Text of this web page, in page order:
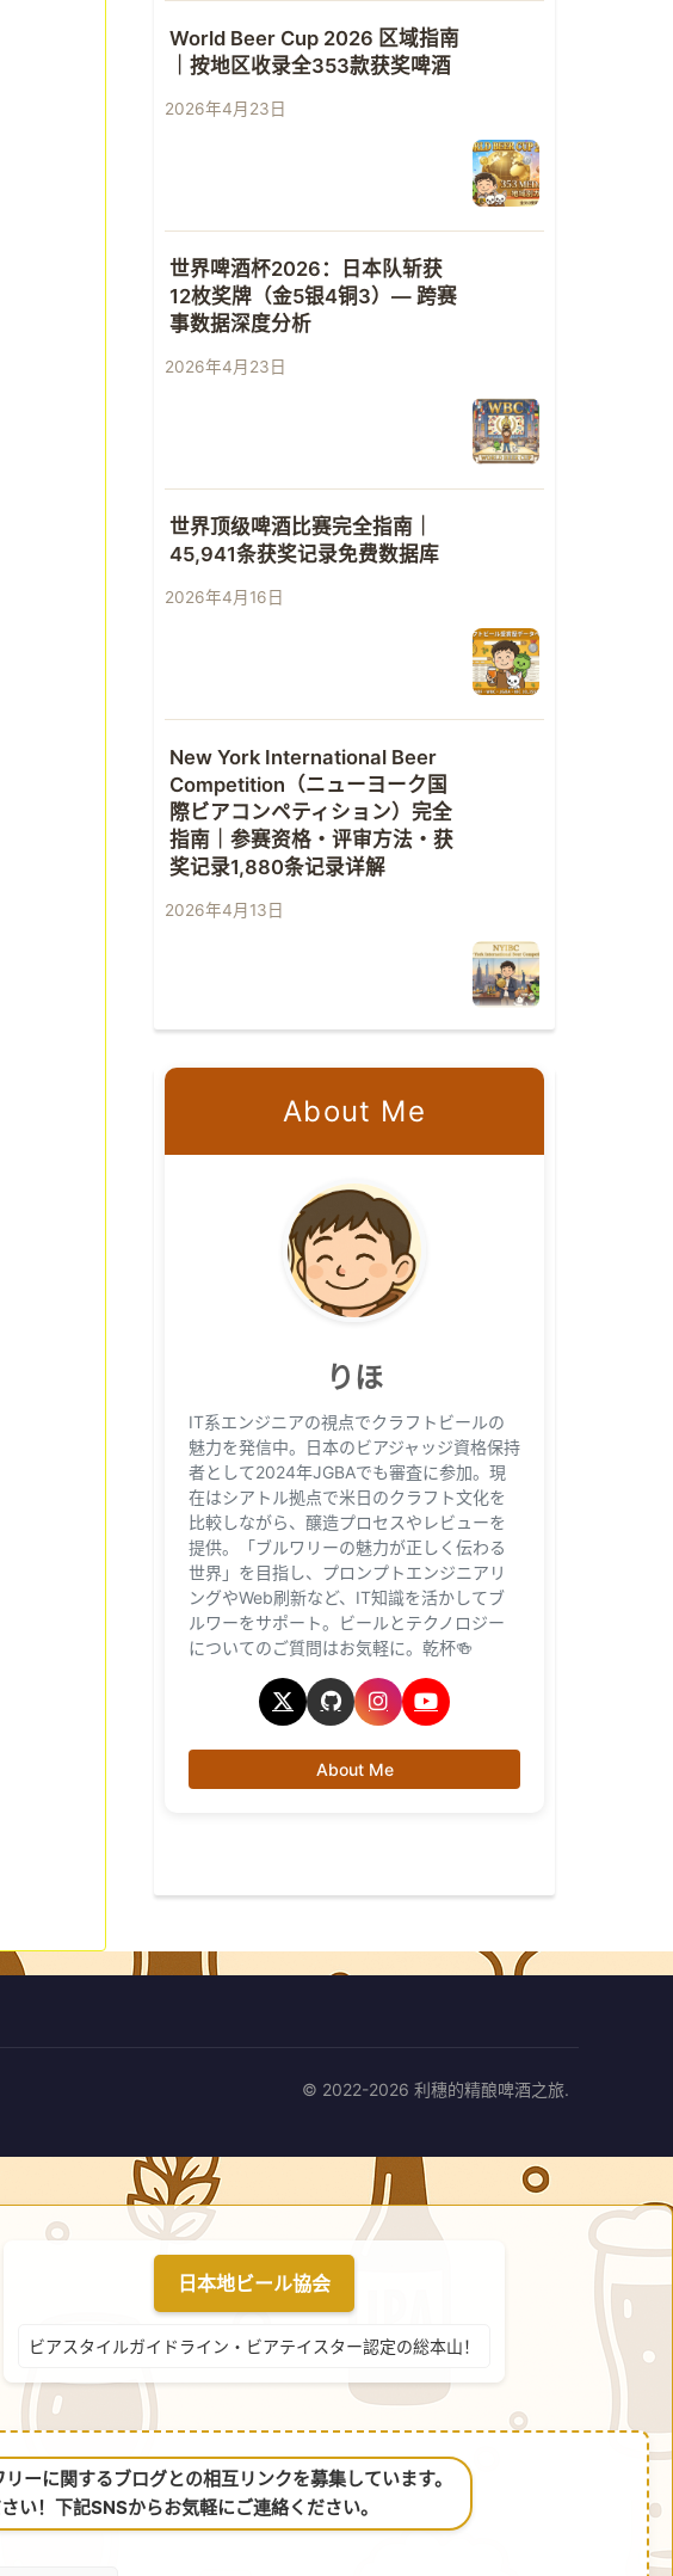
World Beer Cup 2026 区域指南
｜按地区收录全353款获奖啤酒
2026年4月23日
世界啤酒杯2026：日本队斩获
12枚奖牌（金5银4铜3）— 跨赛
事数据深度分析
2026年4月23日
世界顶级啤酒比赛完全指南｜
45,941条获奖记录免费数据库
2026年4月16日
New York International Beer
Competition（ニューヨーク国
際ビアコンペティション）完全
指南｜参赛资格・评审方法・获
奖记录1,880条记录详解
2026年4月13日
About Me
りほ
IT系エンジニアの視点でクラフトビールの
魅力を発信中。日本のビアジャッジ資格保持
者として2024年JGBAでも審査に参加。現
在はシアトル拠点で米日のクラフト文化を
比較しながら、醸造プロセスやレビューを
提供。「ブルワリーの魅力が正しく伝わる
世界」を目指し、プロンプトエンジニアリ
ングやWeb刷新など、IT知識を活かしてブ
ルワーをサポート。ビールとテクノロジー
についてのご質問はお気軽に。乾杯🍻
About Me
© 2022-2026 利穗的精酿啤酒之旅.
日本地ビール協会
ビアスタイルガイドライン・ビアテイスター認定の総本山！
ーに関するブログとの相互リンクを募集しています。
い！下記SNSからお気軽にご連絡ください。